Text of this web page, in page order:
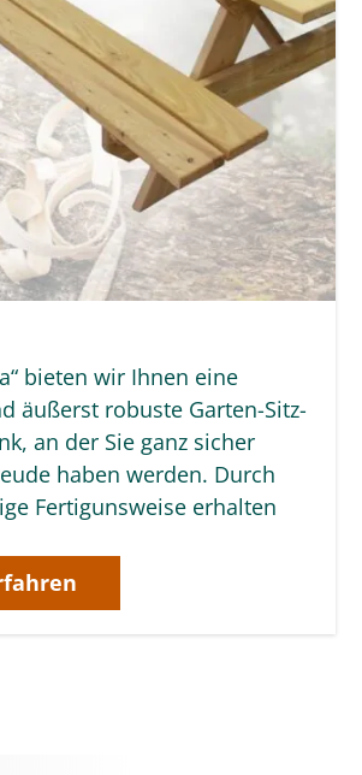
bieten wir Ihnen eine
äußerst robuste Garten-Sitz-
an der Sie ganz sicher
haben werden. Durch
Fertigunsweise erhalten